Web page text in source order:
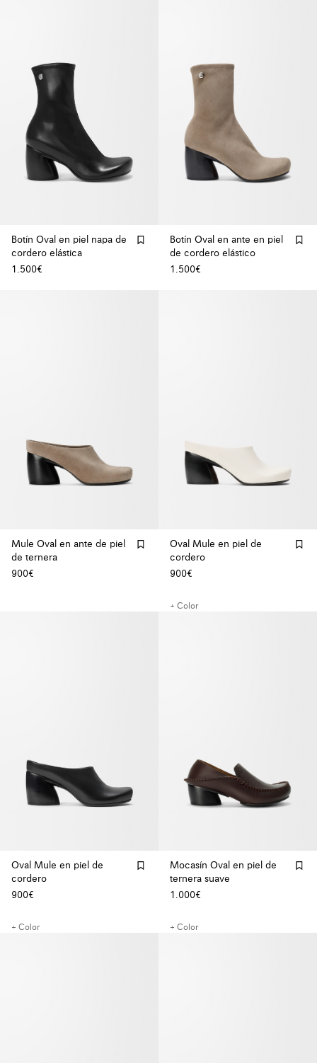
Botín Oval en piel napa de
cordero elástica
1.500€
Botín Oval en ante en piel
de cordero elástico
1.500€
Mule Oval en ante de piel
de ternera
900€
Oval Mule en piel de
cordero
900€
+ Color
Oval Mule en piel de
cordero
900€
+ Color
Mocasín Oval en piel de
ternera suave
1.000€
+ Color